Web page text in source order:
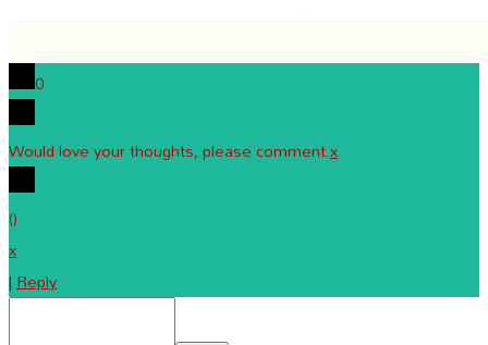
0
Would love your thoughts, please comment.x
()
x
|Reply